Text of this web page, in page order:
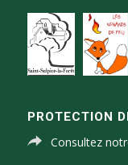
PROTECTION
Consultez